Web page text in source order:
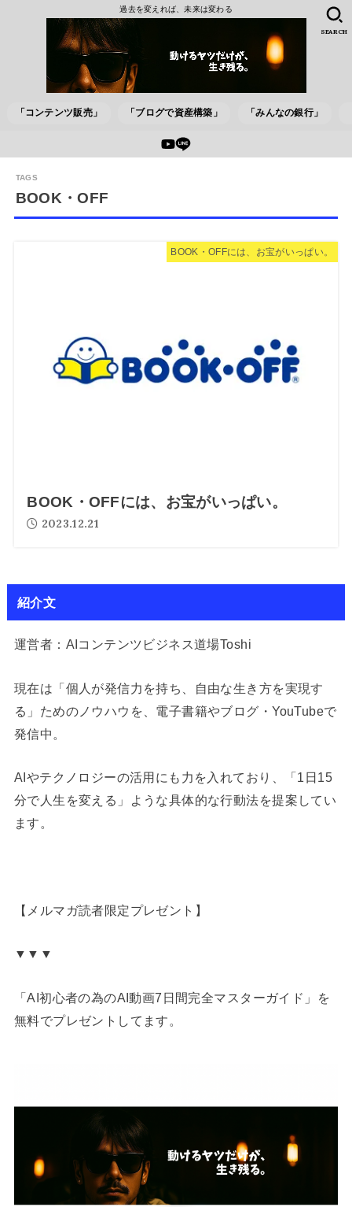
過去を変えれば、未来は変わる
「コンテンツ販売」 「ブログで資産構築」 「みんなの銀行」
SEARCH
BOOK・OFF
BOOK・OFFには、お宝がいっぱい。
BOOK・OFFには、お宝がいっぱい。
2023.12.21
紹介文
運営者：AIコンテンツビジネス道場Toshi
現在は「個人が発信力を持ち、自由な生き方を実現す
る」ためのノウハウを、電子書籍やブログ・YouTubeで
発信中。
AIやテクノロジーの活用にも力を入れており、「1日15
分で人生を変える」ような具体的な行動法を提案してい
ます。
【メルマガ読者限定プレゼント】
▼▼▼
「AI初心者の為のAI動画7日間完全マスターガイド」を
無料でプレゼントしてます。